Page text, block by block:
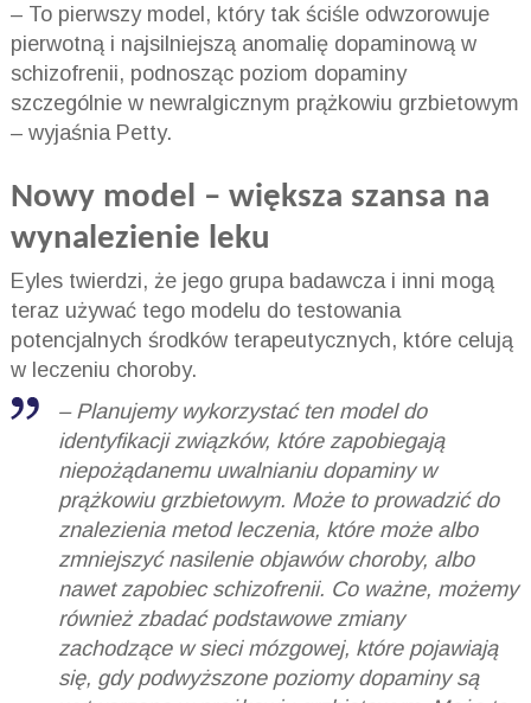
– To pierwszy model, który tak ściśle odwzorowuje
pierwotną i najsilniejszą anomalię dopaminową w
schizofrenii, podnosząc poziom dopaminy
szczególnie w newralgicznym prążkowiu grzbietowym
– wyjaśnia Petty.
Nowy model – większa szansa na
wynalezienie leku
Eyles twierdzi, że jego grupa badawcza i inni mogą
teraz używać tego modelu do testowania
potencjalnych środków terapeutycznych, które celują
w leczeniu choroby.
– Planujemy wykorzystać ten model do
identyfikacji związków, które zapobiegają
niepożądanemu uwalnianiu dopaminy w
prążkowiu grzbietowym. Może to prowadzić do
znalezienia metod leczenia, które może albo
zmniejszyć nasilenie objawów choroby, albo
nawet zapobiec schizofrenii. Co ważne, możemy
również zbadać podstawowe zmiany
zachodzące w sieci mózgowej, które pojawiają
się, gdy podwyższone poziomy dopaminy są